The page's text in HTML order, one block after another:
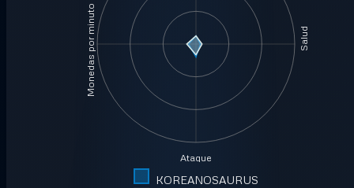
Salud
Ataque
Monedas por minuto
KOREANOSAURUS